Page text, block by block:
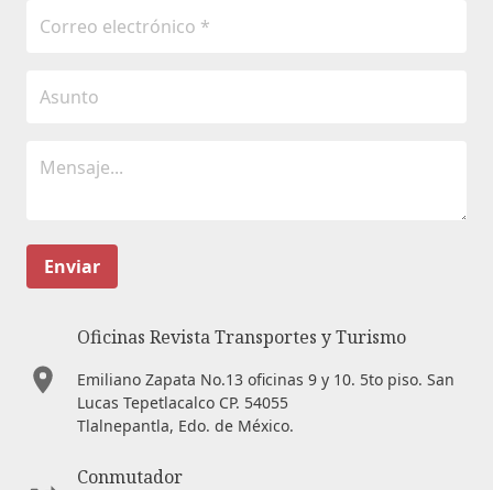
Enviar
Oficinas Revista Transportes y Turismo
Emiliano Zapata No.13 oficinas 9 y 10. 5to piso. San
Lucas Tepetlacalco CP. 54055
Tlalnepantla, Edo. de México.
Conmutador